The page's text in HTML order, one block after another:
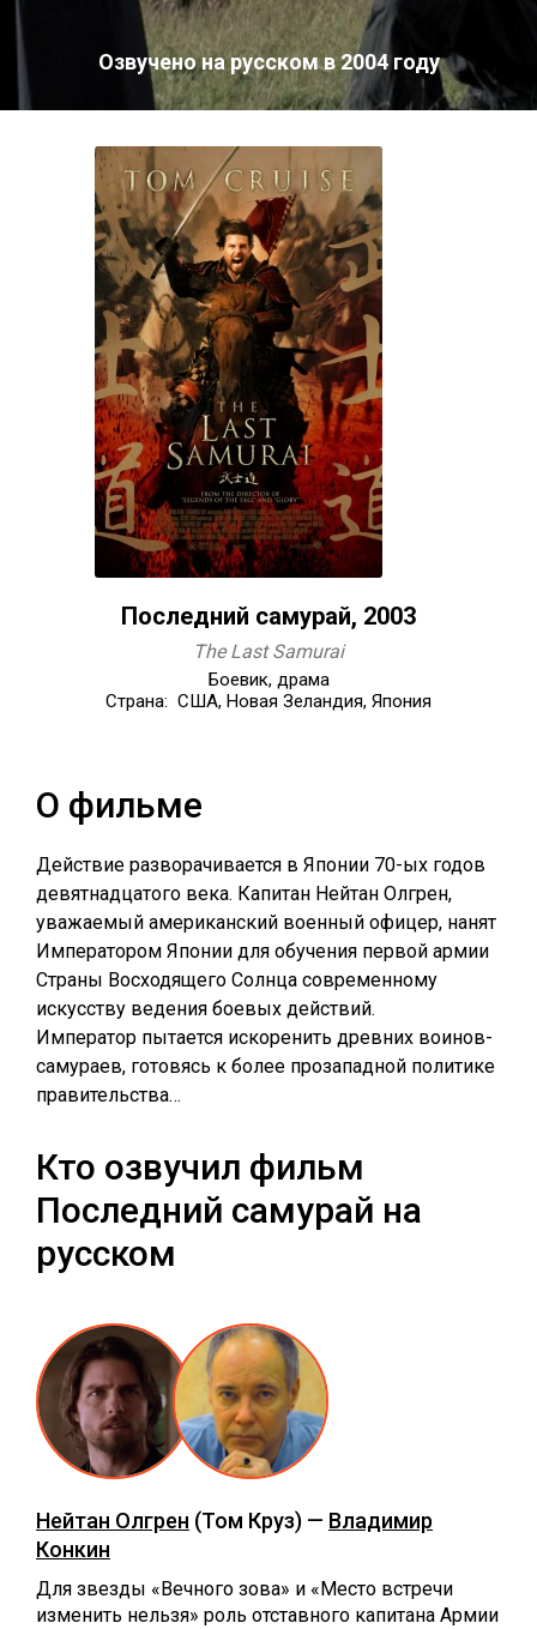
Озвучено на русском в 2004 году
Последний самурай, 2003
The Last Samurai
Боевик, драма
Страна: США, Новая Зеландия, Япония
О фильме
Действие разворачивается в Японии 70-ых годов
девятнадцатого века. Капитан Нейтан Олгрен,
уважаемый американский военный офицер, нанят
Императором Японии для обучения первой армии
Страны Восходящего Солнца современному
искусству ведения боевых действий.
Император пытается искоренить древних воинов-
самураев, готовясь к более прозападной политике
правительства…
Кто озвучил фильм
Последний самурай на
русском
Нейтан Олгрен (Том Круз) — Владимир
Конкин
Для звезды «Вечного зова» и «Место встречи
изменить нельзя» роль отставного капитана Армии